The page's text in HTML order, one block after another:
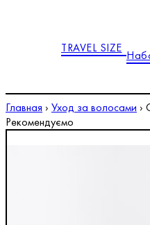
TRAVEL SIZE
Главная › Уход за волосами ›
Рекомендуємо